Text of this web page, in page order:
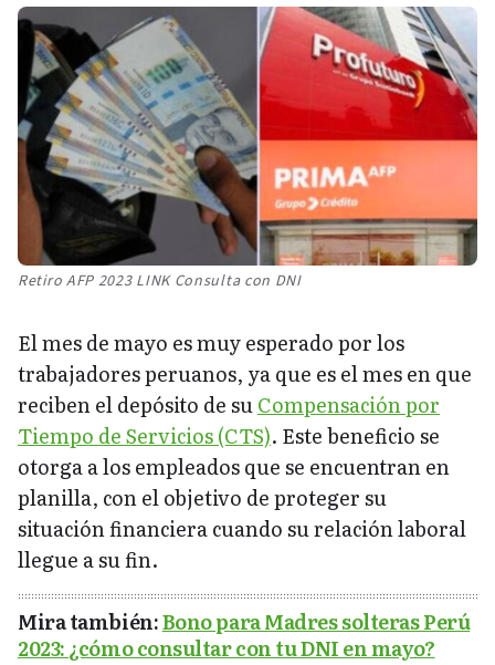
Retiro AFP 2023 LINK Consulta con DNI
El mes de mayo es muy esperado por los
trabajadores peruanos, ya que es el mes en que
reciben el depósito de suCompensación por
Tiempo de Servicios (CTS). Este beneficio se
otorga a los empleados que se encuentran en
planilla, con el objetivo de proteger su
situación financiera cuando su relación laboral
llegue a su fin.
Mira también:Bono para Madres solteras Perú
2023: ¿cómo consultar con tu DNI en mayo?